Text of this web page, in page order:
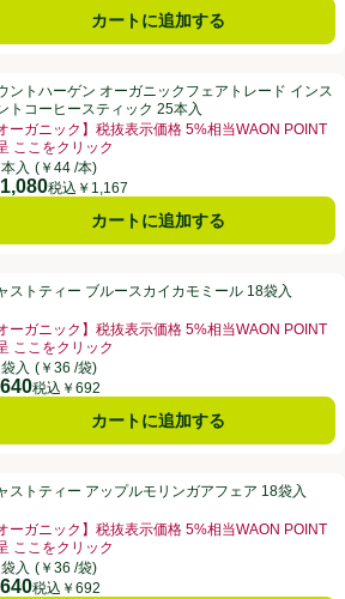
カートに追加する
ックフェアトレード インスタントコーヒー
月
中5.0点。
ントハーゲン オーガニックフェアトレード インス
トコーヒースティック 25本入
オーガニック】税抜表示価格 5%相当WAON POINT
ここをクリック
い得品名：【オーガニック】税抜表示価格 5%相
入 (￥44 /本)
税込￥1,167
カートに追加する
イカモミール 18袋入
月
中5.0点。
ストティー ブルースカイカモミール 18袋入
オーガニック】税抜表示価格 5%相当WAON POINT
ここをクリック
い得品名：【オーガニック】税抜表示価格 5%相
入 (￥36 /袋)
税込￥692
カートに追加する
リンガアフェア 18袋入
月
中5.0点。
ストティー アップルモリンガアフェア 18袋入
オーガニック】税抜表示価格 5%相当WAON POINT
ここをクリック
い得品名：【オーガニック】税抜表示価格 5%相
入 (￥36 /袋)
税込￥692